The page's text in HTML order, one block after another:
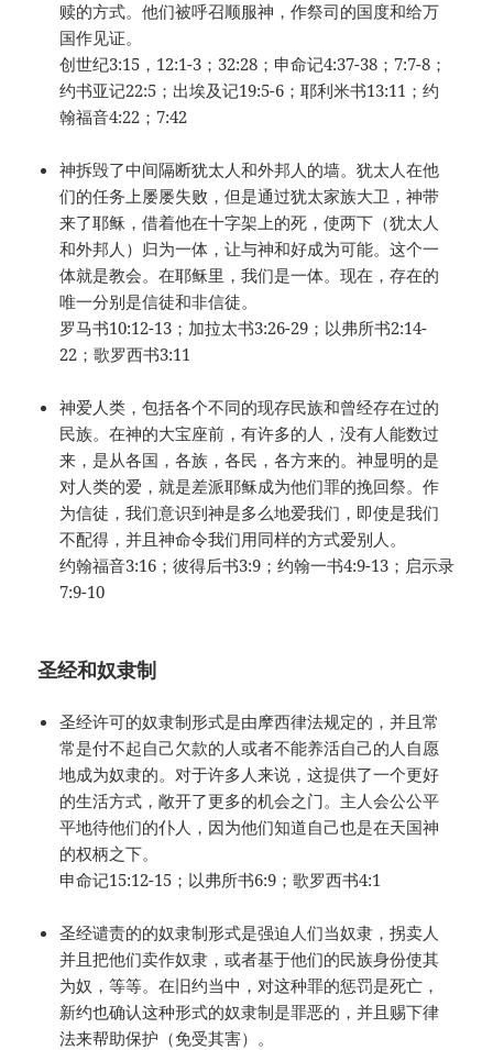
赎的方式。他们被呼召顺服神，作祭司的国度和给万
国作见证。
创世纪3:15，12:1-3；32:28；申命记4:37-38；7:7-8；
约书亚记22:5；出埃及记19:5-6；耶利米书13:11；约
翰福音4:22；7:42
神拆毁了中间隔断犹太人和外邦人的墙。犹太人在他
们的任务上屡屡失败，但是通过犹太家族大卫，神带
来了耶稣，借着他在十字架上的死，使两下（犹太人
和外邦人）归为一体，让与神和好成为可能。这个一
体就是教会。在耶稣里，我们是一体。现在，存在的
唯一分别是信徒和非信徒。
罗马书10:12-13；加拉太书3:26-29；以弗所书2:14-
22；歌罗西书3:11
神爱人类，包括各个不同的现存民族和曾经存在过的
民族。在神的大宝座前，有许多的人，没有人能数过
来，是从各国，各族，各民，各方来的。神显明的是
对人类的爱，就是差派耶稣成为他们罪的挽回祭。作
为信徒，我们意识到神是多么地爱我们，即使是我们
不配得，并且神命令我们用同样的方式爱别人。
约翰福音3:16；彼得后书3:9；约翰一书4:9-13；启示录
7:9-10
圣经和奴隶制
圣经许可的奴隶制形式是由摩西律法规定的，并且常
常是付不起自己欠款的人或者不能养活自己的人自愿
地成为奴隶的。对于许多人来说，这提供了一个更好
的生活方式，敞开了更多的机会之门。主人会公公平
平地待他们的仆人，因为他们知道自己也是在天国神
的权柄之下。
申命记15:12-15；以弗所书6:9；歌罗西书4:1
圣经谴责的的奴隶制形式是强迫人们当奴隶，拐卖人
并且把他们卖作奴隶，或者基于他们的民族身份使其
为奴，等等。在旧约当中，对这种罪的惩罚是死亡，
新约也确认这种形式的奴隶制是罪恶的，并且赐下律
法来帮助保护（免受其害）。